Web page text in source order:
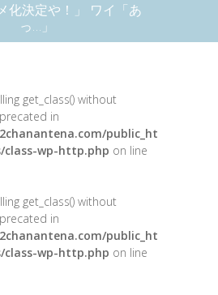
化決定や！」 ワイ「あ
っ…」
get_class() without
in
public_ht
class-wp-http.php on line
get_class() without
in
public_ht
class-wp-http.php on line